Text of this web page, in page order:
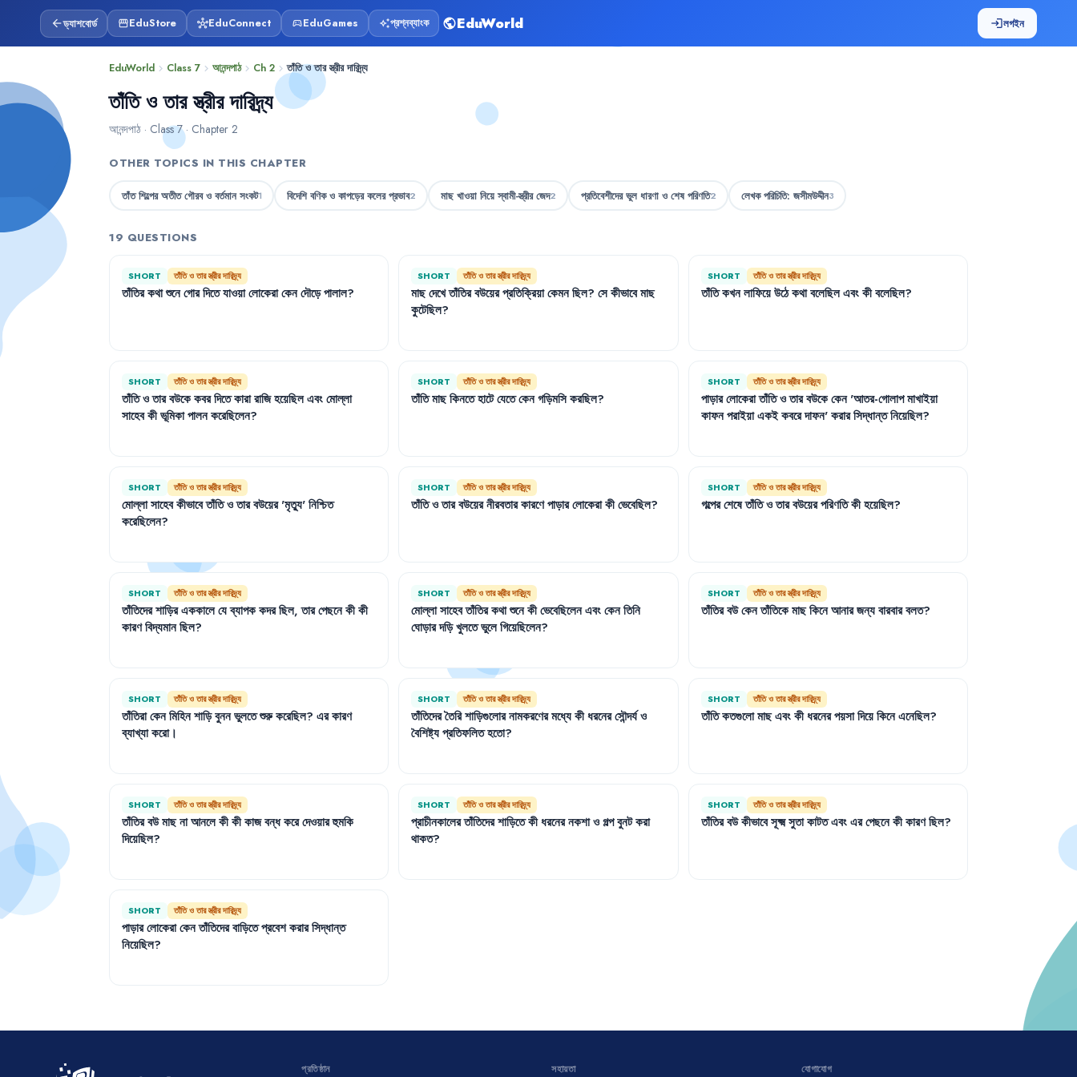
arrow_backড্যাশবোর্ড storefrontEduStore hubEduConnect sports_esportsEduGames auto_awesomeপ্রশ্নব্যাংক publicEduWorld loginলগইন
EduWorld chevron_right Class 7 chevron_right আনন্দপাঠchevron_right Ch 2 chevron_rightতাঁতি ও তার স্ত্রীর দারিদ্র্য
তাঁতি ও তার স্ত্রীর দারিদ্র্য
আনন্দপাঠ · Class 7 · Chapter 2
OTHER TOPICS IN THIS CHAPTER
তাঁত শিল্পের অতীত গৌরব ও বর্তমান সংকট1 বিদেশি বণিক ও কাপড়ের কলের প্রভাব2 মাছ খাওয়া নিয়ে স্বামী-স্ত্রীর জেদ2 প্রতিবেশীদের ভুল ধারণা ও শেষ পরিণতি2 লেখক পরিচিতি: জসীমউদ্দীন3
19 QUESTIONS
SHORT তাঁতি ও তার স্ত্রীর দারিদ্র্য
তাঁতিরকথাশুনেগোরদিতেযাওয়ালোকেরাকেনদৌড়েপালাল?
SHORT তাঁতি ও তার স্ত্রীর দারিদ্র্য
মাছদেখেতাঁতিরবউয়েরপ্রতিক্রিয়াকেমনছিল? সেকীভাবেমাছ
কুটেছিল?
SHORT তাঁতি ও তার স্ত্রীর দারিদ্র্য
তাঁতি কখন লাফিয়ে উঠে কথা বলেছিল এবং কী বলেছিল?
SHORT তাঁতি ও তার স্ত্রীর দারিদ্র্য
তাঁতিওতারবউকেকবরদিতেকারারাজিহয়েছিলএবংমোল্লা
সাহেবকীভূমিকাপালনকরেছিলেন?
SHORT তাঁতি ও তার স্ত্রীর দারিদ্র্য
তাঁতিমাছকিনতেহাটেযেতেকেনগড়িমসিকরছিল?
SHORT তাঁতি ও তার স্ত্রীর দারিদ্র্য
পাড়ার লোকেরাতাঁতি ওতার বউকে কেন 'আতর-গোলাপ মাখাইয়া
কাফন পরাইয়া একই কবরেদাফন' করার সিদ্ধান্ত নিয়েছিল?
SHORT তাঁতি ও তার স্ত্রীর দারিদ্র্য
মোল্লাসাহেবকীভাবেতাঁতিওতারবউয়ের 'মৃত্যু'নিশ্চিত
করেছিলেন?
SHORT তাঁতি ও তার স্ত্রীর দারিদ্র্য
তাঁতিওতারবউয়েরনীরবতারকারণেপাড়ারলোকেরাকীভেবেছিল?
SHORT তাঁতি ও তার স্ত্রীর দারিদ্র্য
গল্পের শেষেতাঁতি ওতার বউয়ের পরিণতি কী হয়েছিল?
SHORT তাঁতি ও তার স্ত্রীর দারিদ্র্য
তাঁতিদেরশাড়িরএককালেযেব্যাপককদরছিল, তারপেছনেকীকী
কারণবিদ্যমানছিল?
SHORT তাঁতি ও তার স্ত্রীর দারিদ্র্য
মোল্লাসাহেবতাঁতিরকথাশুনেকীভেবেছিলেনএবং কেনতিনি
ঘোড়ারদড়িখুলতেভুলেগিয়েছিলেন?
SHORT তাঁতি ও তার স্ত্রীর দারিদ্র্য
তাঁতির বউ কেনতাঁতিকে মাছ কিনে আনার জন্য বারবার বলত?
SHORT তাঁতি ও তার স্ত্রীর দারিদ্র্য
তাঁতিরাকেনমিহিনশাড়িবুননভুলতেশুরুকরেছিল? এরকারণ
ব্যাখ্যাকরো।
SHORT তাঁতি ও তার স্ত্রীর দারিদ্র্য
তাঁতিদেরতৈরিশাড়িগুলোরনামকরণেরমধ্যে কীধরনেরসৌন্দর্যও
বৈশিষ্ট্য প্রতিফলিতহতো?
SHORT তাঁতি ও তার স্ত্রীর দারিদ্র্য
তাঁতি কতগুলো মাছ এবং কী ধরনের পয়সা দিয়ে কিনে এনেছিল?
SHORT তাঁতি ও তার স্ত্রীর দারিদ্র্য
তাঁতিরবউমাছনাআনলেকীকীকাজবন্ধকরেদেওয়ারহুমকি
দিয়েছিল?
SHORT তাঁতি ও তার স্ত্রীর দারিদ্র্য
প্রাচীনকালেরতাঁতিদেরশাড়িতেকীধরনেরনকশাওগল্পবুনটকরা
থাকত?
SHORT তাঁতি ও তার স্ত্রীর দারিদ্র্য
তাঁতির বউ কীভাবে সূক্ষ্ম সুতা কাটত এবং এর পেছনে কী কারণ ছিল?
SHORT তাঁতি ও তার স্ত্রীর দারিদ্র্য
পাড়ারলোকেরাকেনতাঁতিদেরবাড়িতেপ্রবেশকরারসিদ্ধান্ত
নিয়েছিল?
প্রতিষ্ঠান সহায়তা যোগাযোগ